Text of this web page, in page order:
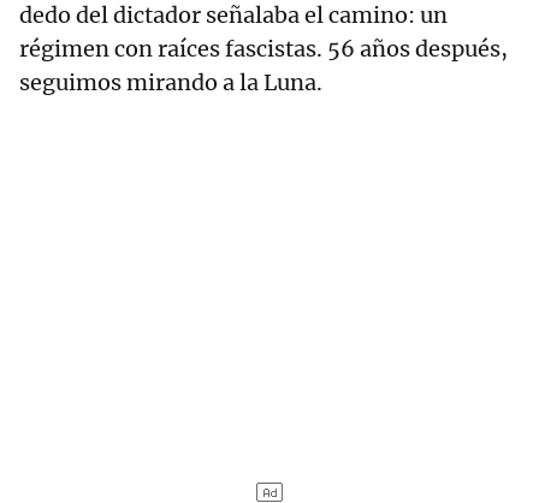
dedo del dictador señalaba el camino: un
régimen con raíces fascistas. 56 años después,
seguimos mirando a la Luna.